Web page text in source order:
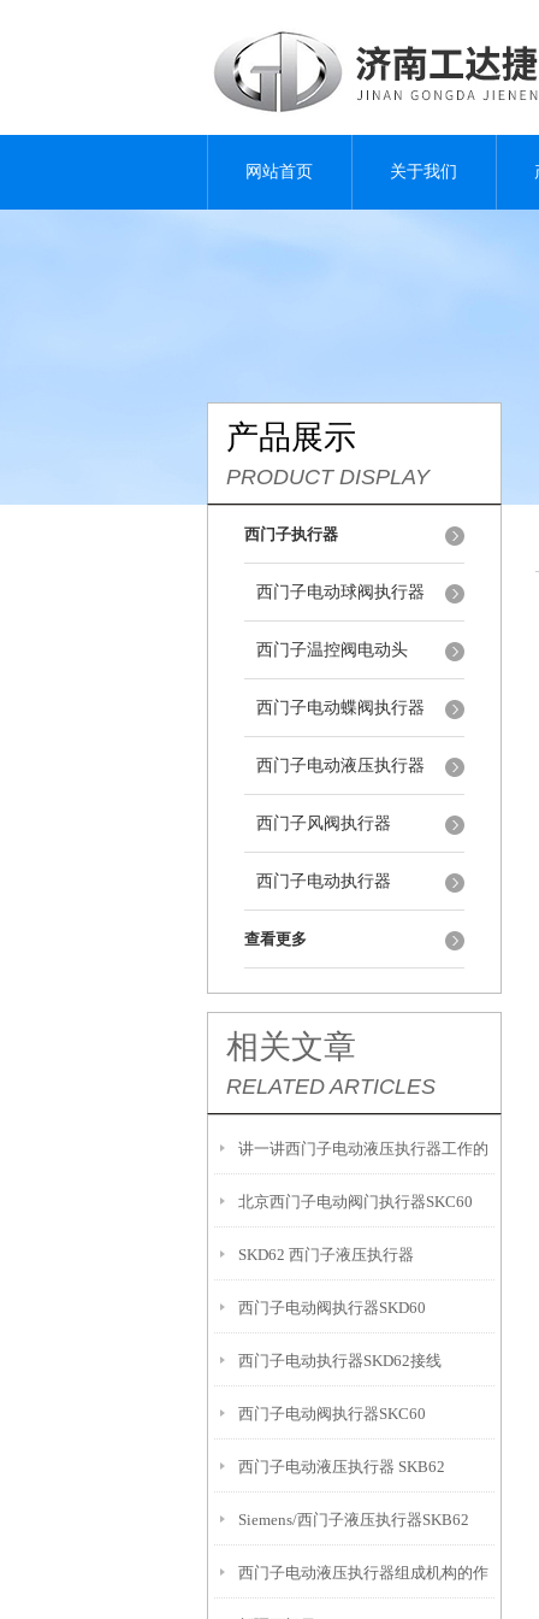
网站首页 关于我们
产品展示
PRODUCT DISPLAY
西门子执行器
西门子电动球阀执行器
西门子温控阀电动头
西门子电动蝶阀执行器
西门子电动液压执行器
西门子风阀执行器
西门子电动执行器
查看更多
相关文章
RELATED ARTICLES
讲一讲西门子电动液压执行器工作的
原理
北京西门子电动阀门执行器SKC60
SKD62 西门子液压执行器
西门子电动阀执行器SKD60
西门子电动执行器SKD62接线
西门子电动阀执行器SKC60
西门子电动液压执行器 SKB62
Siemens/西门子液压执行器SKB62
西门子电动液压执行器组成机构的作